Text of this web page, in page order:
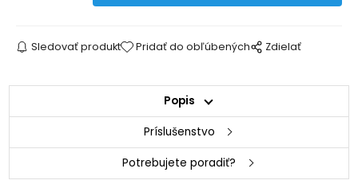
Sledovať produkt Pridať do obľúbených Zdielať
Popis
Príslušenstvo
Potrebujete poradiť?